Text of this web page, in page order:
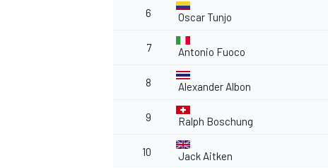
6 Oscar Tunjo
7 Antonio Fuoco
8 Alexander Albon
9 Ralph Boschung
10 Jack Aitken